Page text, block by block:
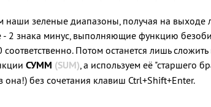
наши зеленые диапазоны, получая на
2 знака минус, выполняющие функцию
Потом останется лишь
СУММ (SUM), а используем её "старшего
она!) без сочетания клавиш Ctrl+Shift+Enter.